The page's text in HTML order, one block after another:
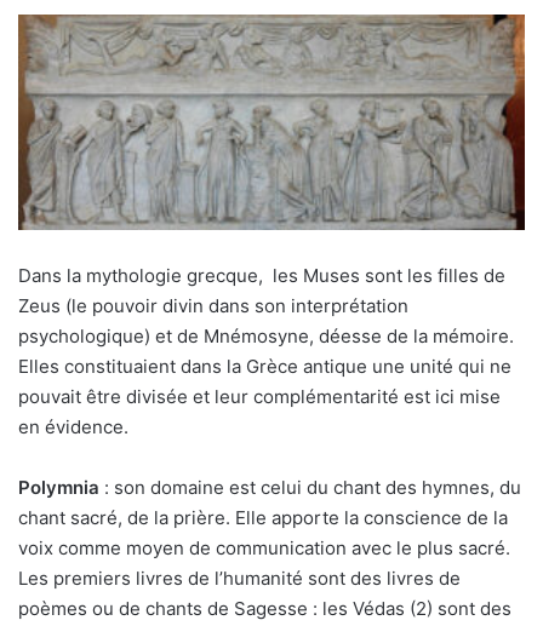
Dans la mythologie grecque, les Muses sont les filles de
Zeus (le pouvoir divin dans son interprétation
psychologique) et de Mnémosyne, déesse de la mémoire.
Elles constituaient dans la Grèce antique une unité qui ne
pouvait être divisée et leur complémentarité est ici mise
en évidence.
Polymnia : son domaine est celui du chant des hymnes, du
chant sacré, de la prière. Elle apporte la conscience de la
voix comme moyen de communication avec le plus sacré.
Les premiers livres de l’humanité sont des livres de
poèmes ou de chants de Sagesse : les Védas (2) sont des